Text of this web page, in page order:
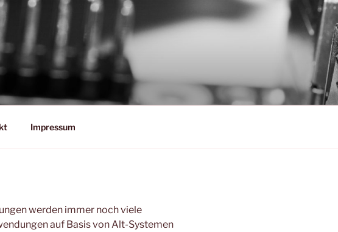
Impressum
werden immer noch viele
auf Basis von Alt-Systemen